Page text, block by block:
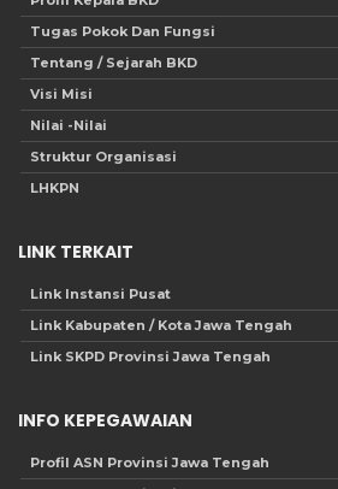
Tugas Pokok Dan Fungsi
Tentang / Sejarah BKD
Visi Misi
Nilai -Nilai
Struktur Organisasi
LHKPN
LINK TERKAIT
Link Instansi Pusat
Link Kabupaten / Kota Jawa Tengah
Link SKPD Provinsi Jawa Tengah
INFO KEPEGAWAIAN
Profil ASN Provinsi Jawa Tengah